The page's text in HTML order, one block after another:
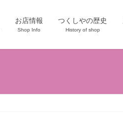
お店情報
Shop Info
つくしやの歴史
History of shop